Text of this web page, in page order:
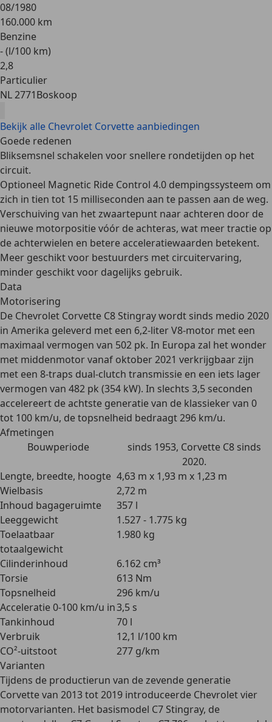
08/1980
160.000 km
Benzine
- (l/100 km)
2,8
Particulier
NL 2771Boskoop
Bekijk alle Chevrolet Corvette aanbiedingen
Goede redenen
Bliksemsnel schakelen voor snellere rondetijden op het
circuit.
Optioneel Magnetic Ride Control 4.0 dempingssysteem om
zich in tien tot 15 milliseconden aan te passen aan de weg.
Verschuiving van het zwaartepunt naar achteren door de
nieuwe motorpositie vóór de achteras, wat meer tractie op
de achterwielen en betere acceleratiewaarden betekent.
Meer geschikt voor bestuurders met circuitervaring,
minder geschikt voor dagelijks gebruik.
Data
Motorisering
De Chevrolet Corvette C8 Stingray wordt sinds medio 2020
in Amerika geleverd met een 6,2-liter V8-motor met een
maximaal vermogen van 502 pk. In Europa zal het wonder
met middenmotor vanaf oktober 2021 verkrijgbaar zijn
met een 8-traps dual-clutch transmissie en een iets lager
vermogen van 482 pk (354 kW). In slechts 3,5 seconden
accelereert de achtste generatie van de klassieker van 0
tot 100 km/u, de topsnelheid bedraagt 296 km/u.
Afmetingen
Bouwperiode
sinds 1953, Corvette C8 sinds
2020.
Lengte, breedte, hoogte 4,63 m x 1,93 m x 1,23 m
Wielbasis
2,72 m
Inhoud bagageruimte
357 l
Leeggewicht
1.527 - 1.775 kg
Toelaatbaar
totaalgewicht
1.980 kg
Cilinderinhoud
6.162 cm³
Torsie
613 Nm
Topsnelheid
296 km/u
Acceleratie 0-100 km/u in3,5 s
Tankinhoud
70 l
Verbruik
12,1 l/100 km
CO²-uitstoot
277 g/km
Varianten
Tijdens de productierun van de zevende generatie
Corvette van 2013 tot 2019 introduceerde Chevroletvier
motorvarianten. Het basismodel C7 Stingray, de